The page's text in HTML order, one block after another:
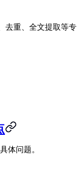
去重、全文提取等专
体问题。